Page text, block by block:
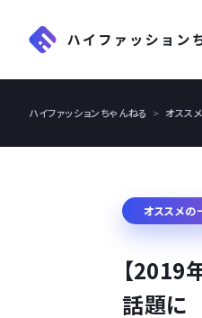
ハイファッションちゃんねる オスス
オススメの
【2019
話題に